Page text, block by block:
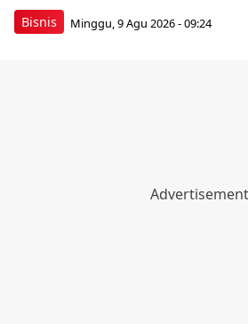
Bisnis Minggu, 9 Agu 2026 - 09:24